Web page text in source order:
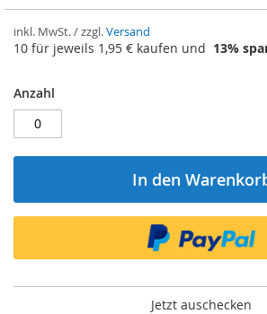
inkl. MwSt. / zzgl.Versand
10 für jeweils 1,95 € kaufen und 13%
Anzahl
In den
Jetzt auschecken